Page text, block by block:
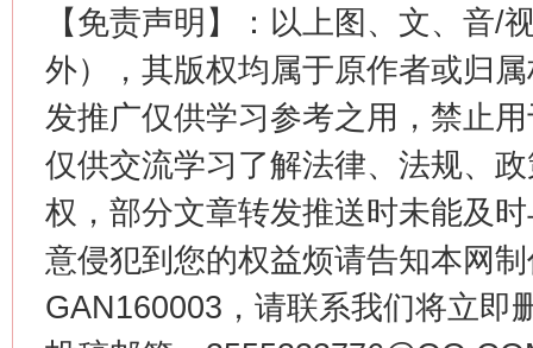
【免责声明】：以上图、文、音/
外），其版权均属于原作者或归
发推广仅供学习参考之用，禁止
仅供交流学习了解法律、法规、
权，部分文章转发推送时未能及
意侵犯到您的权益烦请告知本网
GAN160003，请联系我们将立即
在谋一域中谋全局
今